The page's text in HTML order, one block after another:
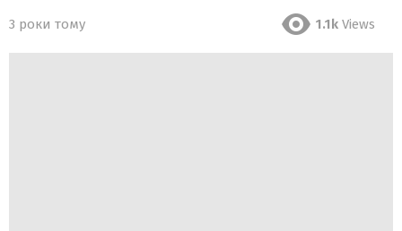
3 роки тому 1.1k Views